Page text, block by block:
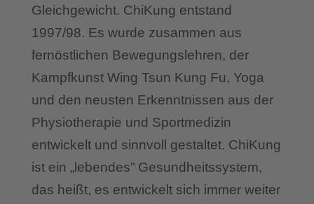
Gleichgewicht. ChiKung entstand
1997/98. Es wurde zusammen aus
fernöstlichen Bewegungslehren, der
Kampfkunst Wing Tsun Kung Fu, Yoga
und den neusten Erkenntnissen aus der
Physiotherapie und Sportmedizin
entwickelt und sinnvoll gestaltet. ChiKung
ist ein „lebendes” Gesundheitssystem,
das heißt, es entwickelt sich immer weiter